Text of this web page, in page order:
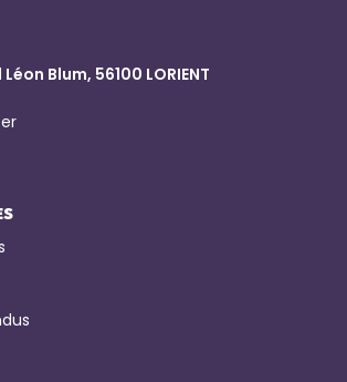
Notre Équipe
Blum, 56100 LORIENT